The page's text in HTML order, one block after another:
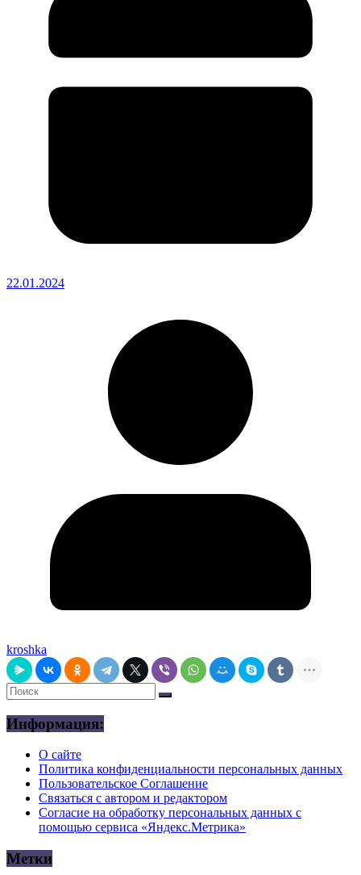
22.01.2024
kroshka
Информация:
О сайте
Политика конфиденциальности персональных данных
Пользовательское Соглашение
Связаться с автором и редактором
Согласие на обработку персональных данных с
помощью сервиса «Яндекс.Метрика»
Метки